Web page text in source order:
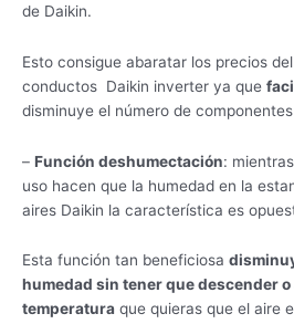
de Daikin.
Esto consigue abaratar los precios
conductos Daikin inverter ya que
disminuye el número de
– Función deshumectación:
uso hacen que la humedad en la
aires Daikin la característica es
Esta función tan beneficiosa
humedad sin tener que descender
temperatura que quieras que el aire